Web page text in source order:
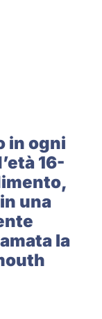
in ogni
16-
una
la